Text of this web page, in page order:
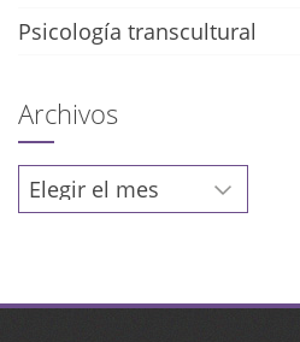
Psicología transcultural
Archivos
Archivos